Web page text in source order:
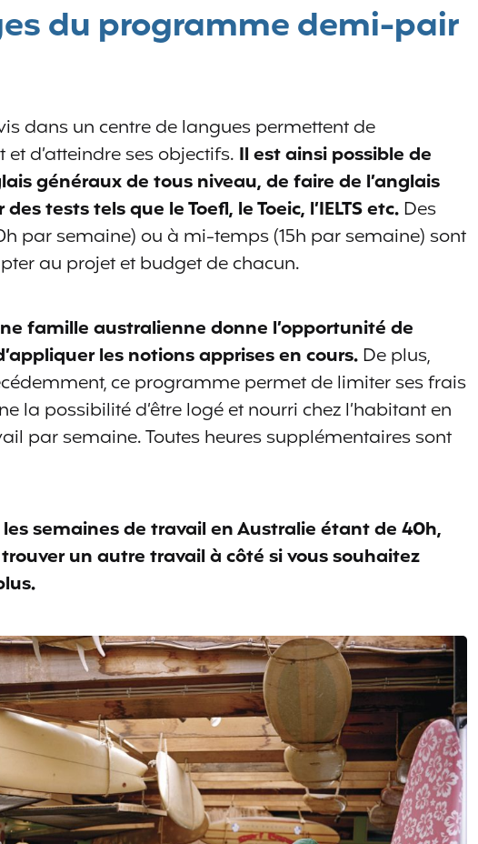
du programme demi-pair
dans un centre de langues permettent de
d’atteindre ses objectifs. Il est ainsi possible de
généraux de tous niveau, de faire de l’anglais
tests tels que le Toefl, le Toeic, l’IELTS etc.Des
par semaine) ou à mi-temps (15h par semaine) sont
au projet et budget de chacun.
famille australienne donne l’opportunité de
les notions apprises en cours.De plus,
ce programme permet de limiter ses frais
la possibilité d’être logé et nourri chez l’habitant en
par semaine. Toutes heures supplémentaires sont
semaines de travail en Australie étant de 40h,
un autre travail à côté si vous souhaitez